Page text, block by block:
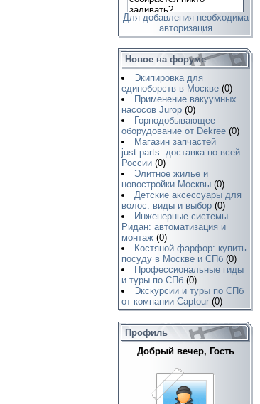
Для добавления необходима
авторизация
Новое на форуме
Экипировка для
единоборств в Москве (0)
Применение вакуумных
насосов Jurop (0)
Горнодобывающее
оборудование от Dekree (0)
Магазин запчастей
just.parts: доставка по всей
России (0)
Элитное жилье и
новостройки Москвы (0)
Детские аксессуары для
волос: виды и выбор (0)
Инженерные системы
Ридан: автоматизация и
монтаж (0)
Костяной фарфор: купить
посуду в Москве и СПб (0)
Профессиональные гиды
и туры по СПб (0)
Экскурсии и туры по СПб
от компании Captour (0)
Профиль
Добрый вечер, Гость